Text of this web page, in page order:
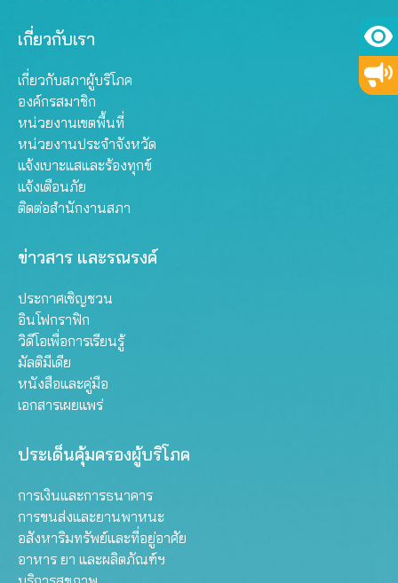
เกี่ยวกับเรา
เกี่ยวกับสภาผู้บริโภค
องค์กรสมาชิก
หน่วยงานเขตพื้นที่
หน่วยงานประจำจังหวัด
แจ้งเบาะแสและร้องทุกข์
แจ้งเตือนภัย
ติดต่อสำนักงานสภา
ข่าวสาร และรณรงค์
ประกาศเชิญชวน
อินโฟกราฟิก
วิดีโอเพื่อการเรียนรู้
มัลติมีเดีย
หนังสือและคู่มือ
เอกสารเผยแพร่
ประเด็นคุ้มครองผู้บริโภค
การเงินและการธนาคาร
การขนส่งและยานพาหนะ
อสังหาริมทรัพย์และที่อยู่อาศัย
อาหาร ยา และผลิตภัณฑ์ฯ